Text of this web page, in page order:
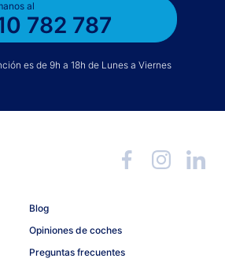
al
782 787
es de 9h a 18h de Lunes a Viernes
Blog
Opiniones de coches
Preguntas frecuentes